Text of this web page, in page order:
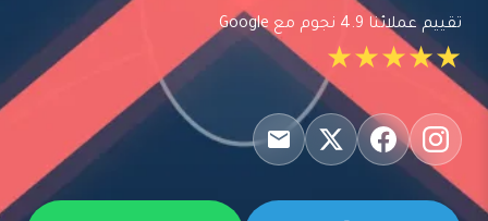
تقييم عملائنا 4.9 نجوم مع Google
★★★★★